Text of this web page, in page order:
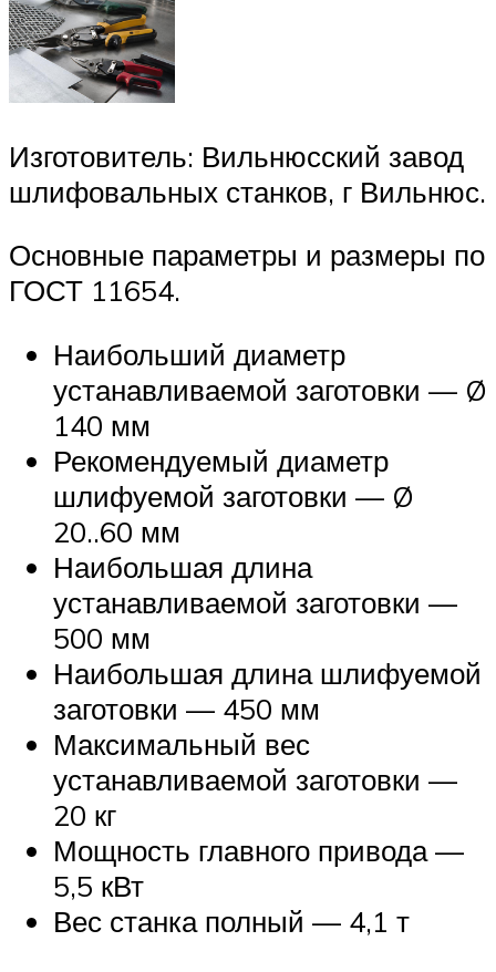
Изготовитель: Вильнюсский завод
шлифовальных станков, г Вильнюс.
Основные параметры и размеры по
ГОСТ 11654.
Наибольший диаметр
устанавливаемой заготовки — Ø
140 мм
Рекомендуемый диаметр
шлифуемой заготовки — Ø
20..60 мм
Наибольшая длина
устанавливаемой заготовки —
500 мм
Наибольшая длина шлифуемой
заготовки — 450 мм
Максимальный вес
устанавливаемой заготовки —
20 кг
Мощность главного привода —
5,5 кВт
Вес станка полный — 4,1 т